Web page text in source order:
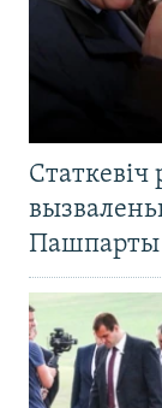
Статкевіч
Пашпарты